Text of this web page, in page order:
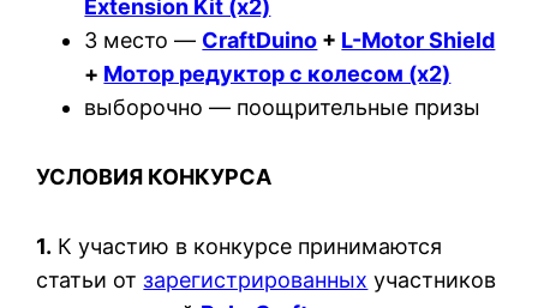
Extension Kit (х2)
3 место — CraftDuino + L-Motor Shield
+ Мотор редуктор с колесом (х2)
выборочно — поощрительные призы
УСЛОВИЯ КОНКУРСА
1. К участию в конкурсе принимаются
статьи от зарегистрированных участников